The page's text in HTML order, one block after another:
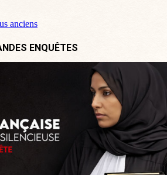
anciens
ENQUÊTES